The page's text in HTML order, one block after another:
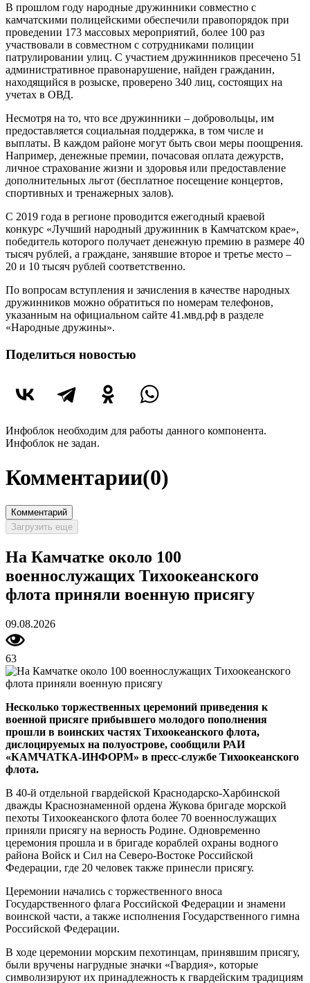
В прошлом году народные дружинники совместно с
камчатскими полицейскими обеспечили правопорядок при
проведении 173 массовых мероприятий, более 100 раз
участвовали в совместном с сотрудниками полиции
патрулировании улиц. С участием дружинников пресечено 51
административное правонарушение, найден гражданин,
находящийся в розыске, проверено 340 лиц, состоящих на
учетах в ОВД.
Несмотря на то, что все дружинники – добровольцы, им
предоставляется социальная поддержка, в том числе и
выплаты. В каждом районе могут быть свои меры поощрения.
Например, денежные премии, почасовая оплата дежурств,
личное страхование жизни и здоровья или предоставление
дополнительных льгот (бесплатное посещение концертов,
спортивных и тренажерных залов).
С 2019 года в регионе проводится ежегодный краевой
конкурс «Лучший народный дружинник в Камчатском крае»,
победитель которого получает денежную премию в размере 40
тысяч рублей, а граждане, занявшие второе и третье место –
20 и 10 тысяч рублей соответственно.
По вопросам вступления и зачисления в качестве народных
дружинников можно обратиться по номерам телефонов,
указанным на официальном сайте 41.мвд.рф в разделе
«Народные дружины».
Поделиться новостью
Инфоблок необходим для работы данного компонента.
Инфоблок не задан.
Комментарии(0)
Комментарий
Загрузить еще
На Камчатке около 100
военнослужащих Тихоокеанского
флота приняли военную присягу
09.08.2026
63
Несколько торжественных церемоний приведения к
военной присяге прибывшего молодого пополнения
прошли в воинских частях Тихоокеанского флота,
дислоцируемых на полуострове, сообщили РАИ
«КАМЧАТКА-ИНФОРМ» в пресс-службе Тихоокеанского
флота.
В 40-й отдельной гвардейской Краснодарско-Харбинской
дважды Краснознаменной ордена Жукова бригаде морской
пехоты Тихоокеанского флота более 70 военнослужащих
приняли присягу на верность Родине. Одновременно
церемония прошла и в бригаде кораблей охраны водного
района Войск и Сил на Северо-Востоке Российской
Федерации, где 20 человек также принесли присягу.
Церемонии начались с торжественного вноса
Государственного флага Российской Федерации и знамени
воинской части, а также исполнения Государственного гимна
Российской Федерации.
В ходе церемонии морским пехотинцам, принявшим присягу,
были вручены нагрудные значки «Гвардия», которые
символизируют их принадлежность к гвардейским традициям